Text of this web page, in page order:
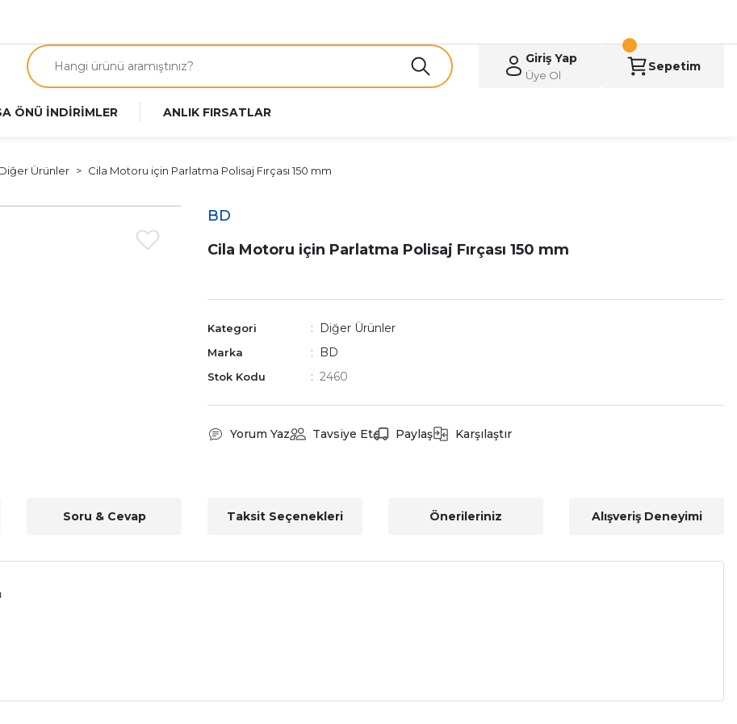
Giriş Yap
Üye Ol
Sepetim
ÖNÜ İNDİRİMLER ANLIK FIRSATLAR
Diğer Ürünler Cila Motoru için Parlatma Polisaj Fırçası 150 mm
BD
Cila Motoru için Parlatma Polisaj Fırçası 150 mm
Kategori Diğer Ürünler
Marka BD
Stok Kodu 2460
Yorum Yaz Tavsiye Et Paylaş Karşılaştır
Soru & Cevap Taksit Seçenekleri Önerileriniz Alışveriş Deneyimi